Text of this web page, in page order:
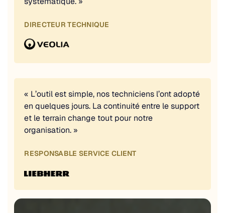
DIRECTEUR TECHNIQUE
« L’outil est simple, nos techniciens l’ont adopté
en quelques jours. La continuité entre le support
et le terrain change tout pour notre
organisation. »
RESPONSABLE SERVICE CLIENT